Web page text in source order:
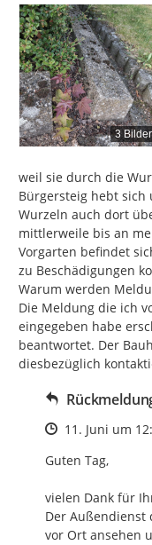
3 Bilder
weil sie durch die
Bürgersteig hebt
Wurzeln auch dort
mittlerweile bis an
Vorgarten befindet
zu Beschädigungen
Warum werden
Die Meldung die ich
eingegeben habe
beantwortet. Der
diesbezüglich
Zeitpunkt des
11. Juni um
Guten Tag,
vielen Dank für
Der Außendienst
vor Ort ansehen